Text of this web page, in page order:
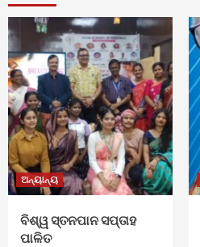
ଅନ୍ୟାନ୍ୟ
ବିଶ୍ୱ ସ୍ତନପାନ ସପ୍ତାହ
ପାଳିତ